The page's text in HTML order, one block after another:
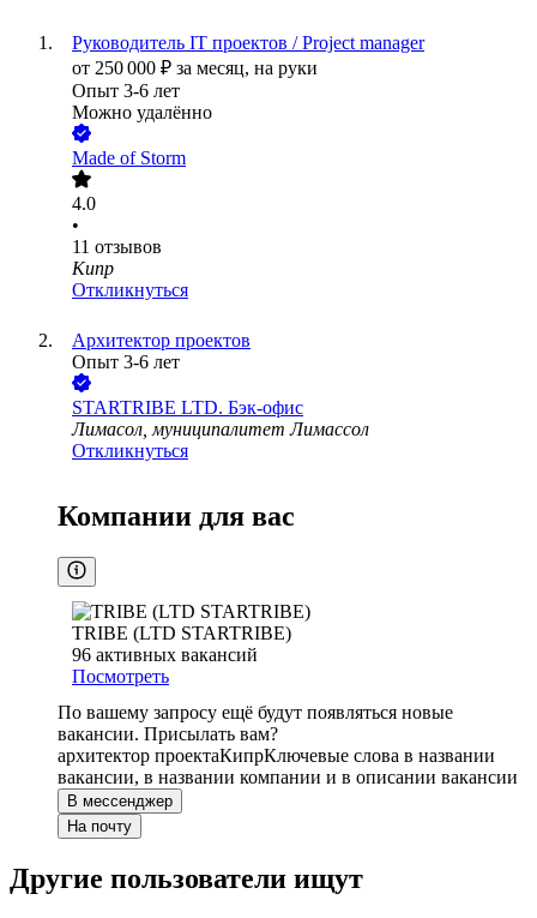
Руководитель IT проектов / Project manager
от 250 000 ₽ за месяц, на руки
Опыт 3-6 лет
Можно удалённо
Made of Storm
4.0
•
11 отзывов
Кипр
Откликнуться
Архитектор проектов
Опыт 3-6 лет
STARTRIBE LTD. Бэк-офис
Лимасол, муниципалитет Лимассол
Откликнуться
Компании для вас
TRIBE (LTD STARTRIBE)
96 активных вакансий
Посмотреть
По вашему запросу ещё будут появляться новые
вакансии. Присылать вам?
архитектор проектаКипрКлючевые слова в названии
вакансии, в названии компании и в описании вакансии
В мессенджер
На почту
Другие пользователи ищут